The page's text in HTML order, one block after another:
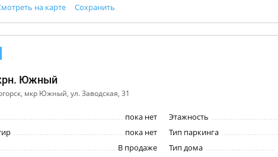
на карте Сохранить
Южный
мкр Южный, ул. Заводская, 31
пока нет
пока нет
В продаже
Этажность
Тип паркинга
Тип дома